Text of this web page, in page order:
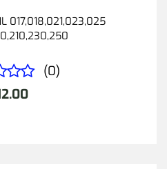
017,018,021,023,025
(0)